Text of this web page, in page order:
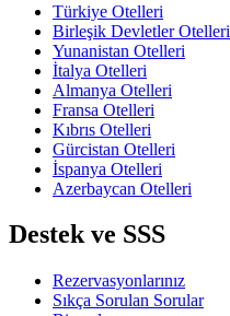
Türkiye Otelleri
Birleşik Devletler Otelleri
Yunanistan Otelleri
İtalya Otelleri
Almanya Otelleri
Fransa Otelleri
Kıbrıs Otelleri
Gürcistan Otelleri
İspanya Otelleri
Azerbaycan Otelleri
Destek ve SSS
Rezervasyonlarınız
Sıkça Sorulan Sorular